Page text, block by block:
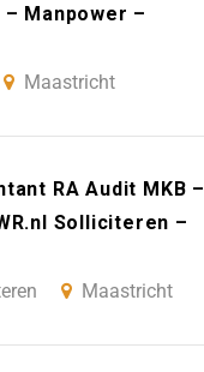
Manpower –
Maastricht
RA Audit MKB –
Solliciteren –
Maastricht